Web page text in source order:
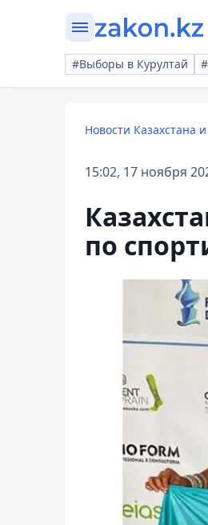
#Выборы в Курултай
Новости Казахстана
15:02, 17 ноября
по